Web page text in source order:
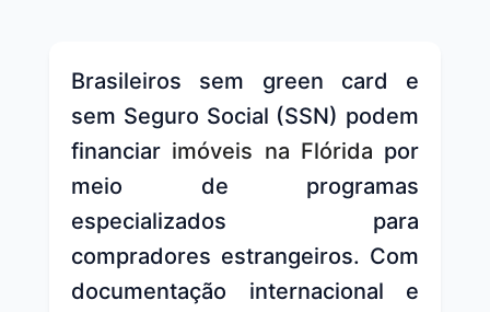
Brasileiros sem green card e
sem Seguro Social (SSN) podem
financiar imóveis na Flórida por
meio de programas
especializados para
compradores estrangeiros. Com
documentação internacional e